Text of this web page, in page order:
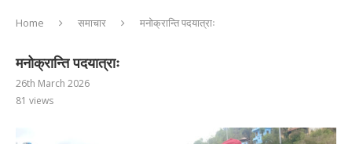
Home समाचार मनोक्रान्ति पदयात्राः
मनोक्रान्ति पदयात्राः
26th March 2026
81 views